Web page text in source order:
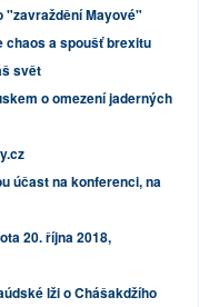
"zavraždění Mayové"
chaos a spoušť brexitu
svět
o omezení jaderných
účast na konferenci, na
20. října 2018,
lži o Chášakdžího